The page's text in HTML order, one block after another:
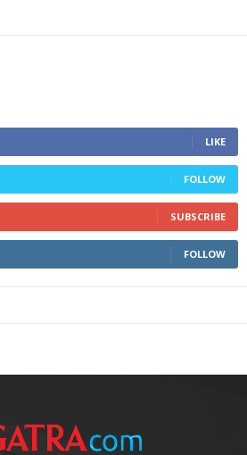
LIKE
FOLLOW
SUBSCRIBE
FOLLOW